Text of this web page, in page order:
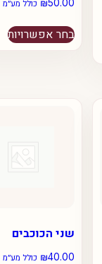
₪50.00 כולל מע״מ
בחר אפשרויותזה
שני הכוכבים
₪40.00 כולל מע״מ